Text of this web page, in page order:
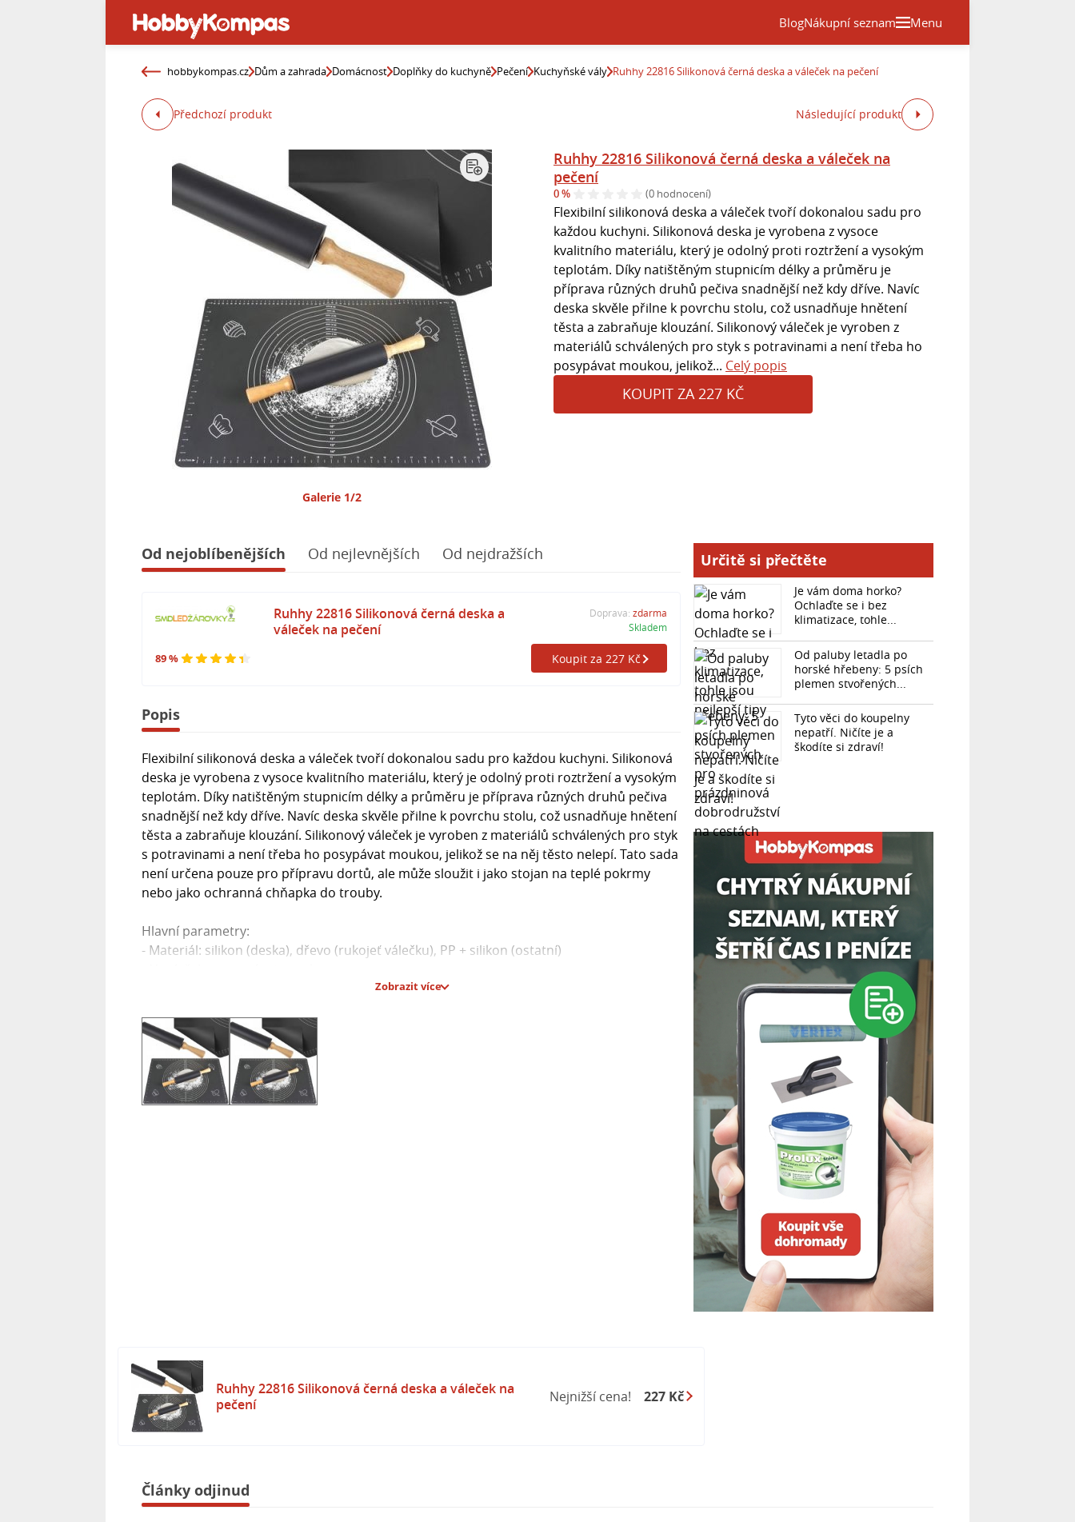
BlogNákupní seznam Menu
hobbykompas.cz Dům a zahrada Domácnost Doplňky do kuchyně Pečení Kuchyňské vály Ruhhy 22816 Silikonová černá deska a váleček na pečení
Předchozí produkt Následující produkt
Galerie 1/2
Ruhhy 22816 Silikonová černá deska a váleček na
pečení
0 % (0 hodnocení)
Flexibilní silikonová deska a váleček tvoří dokonalou sadu pro
každou kuchyni. Silikonová deska je vyrobena z vysoce
kvalitního materiálu, který je odolný proti roztržení a vysokým
teplotám. Díky natištěným stupnicím délky a průměru je
příprava různých druhů pečiva snadnější než kdy dříve. Navíc
deska skvěle přilne k povrchu stolu, což usnadňuje hnětení
těsta a zabraňuje klouzání. Silikonový váleček je vyroben z
materiálů schválených pro styk s potravinami a není třeba ho
posypávat moukou, jelikož... Celý popis
KOUPIT ZA 227 KČ
Od nejoblíbenějších Od nejlevnějších Od nejdražších
89 %
Ruhhy 22816 Silikonová černá deska a
váleček na pečení
Doprava: zdarma
Skladem
Koupit za 227 Kč
Popis
Flexibilní silikonová deska a váleček tvoří dokonalou sadu pro každou kuchyni. Silikonová
deska je vyrobena z vysoce kvalitního materiálu, který je odolný proti roztržení a vysokým
teplotám. Díky natištěným stupnicím délky a průměru je příprava různých druhů pečiva
snadnější než kdy dříve. Navíc deska skvěle přilne k povrchu stolu, což usnadňuje hnětení
těsta a zabraňuje klouzání. Silikonový váleček je vyroben z materiálů schválených pro styk
s potravinami a není třeba ho posypávat moukou, jelikož se na něj těsto nelepí. Tato sada
není určena pouze pro přípravu dortů, ale může sloužit i jako stojan na teplé pokrmy
nebo jako ochranná chňapka do trouby.
Hlavní parametry:
- Materiál: silikon (deska), dřevo (rukojeť válečku), PP + silikon (ostatní)
- Flexibilní a nelepivý
- Lze použít v troubě: max. teplota 260 °C
- Lze použít v mrazáku: -60 °C
- Vhodné do myčky
- Rozměry válečku: 38 x 5 cm
Zobrazit více
Určitě si přečtěte
Je vám doma horko?
Ochlaďte se i bez
klimatizace, tohle...
Od paluby letadla po
horské hřebeny: 5 psích
plemen stvořených...
Tyto věci do koupelny
nepatří. Ničíte je a
škodíte si zdraví!
Ruhhy 22816 Silikonová černá deska a váleček na
pečení
Nejnižší cena! 227 Kč
Články odjinud